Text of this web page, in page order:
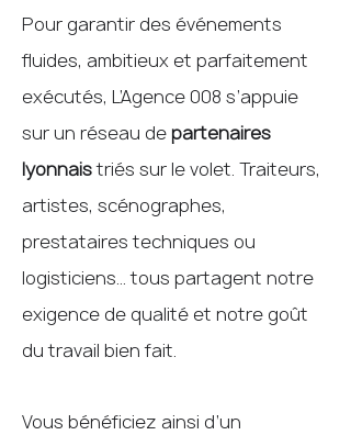
Pour garantir des événements
fluides, ambitieux et parfaitement
exécutés, L’Agence 008 s’appuie
sur un réseau departenaires
lyonnaistriés sur le volet. Traiteurs,
artistes, scénographes,
prestataires techniques ou
logisticiens… tous partagent notre
exigence de qualité et notre goût
du travail bien fait.
Vous bénéficiez ainsi d’un